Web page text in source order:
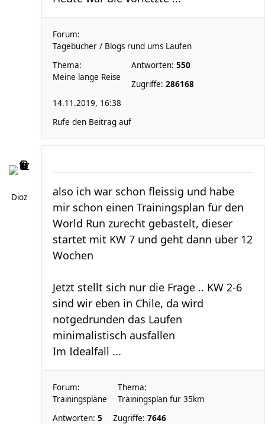
Forum:
Tagebücher / Blogs rund ums Laufen
Thema:
Meine lange Reise
Antworten: 550
Zugriffe: 286168
14.11.2019, 16:38
Rufe den Beitrag auf
Dioz
also ich war schon fleissig und habe
mir schon einen Trainingsplan für den
World Run zurecht gebastelt, dieser
startet mit KW 7 und geht dann über 12
Wochen
Jetzt stellt sich nur die Frage .. KW 2-6
sind wir eben in Chile, da wird
notgedrunden das Laufen
minimalistisch ausfallen
Im Idealfall ...
Forum:
Trainingspläne
Thema:
Trainingsplan für 35km
Antworten: 5 Zugriffe: 7646